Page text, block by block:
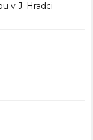
v J. Hradci